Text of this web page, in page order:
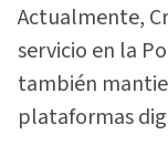
Actualmente,
servicio en la
también
plataformas